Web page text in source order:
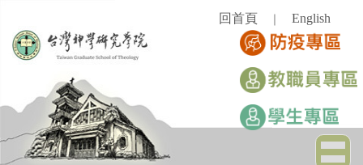
主
區
回首頁 English